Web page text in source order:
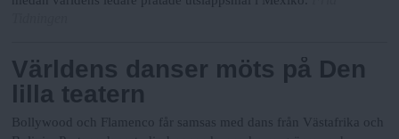
Världens danser möts på Den
lilla teatern
Bollywood och Flamenco får samsas med dans från Västafrika och